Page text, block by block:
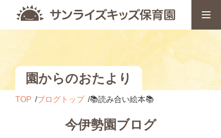
園からのおたより
TOP ブログトップ 📚読み合い絵本📚
今伊勢園ブログ